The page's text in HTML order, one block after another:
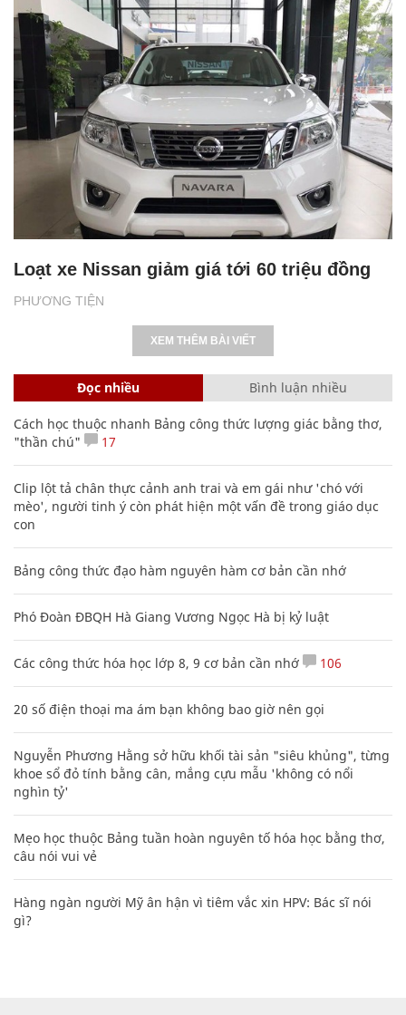
PHƯƠNG TIỆN
Loạt xe Nissan giảm giá tới 60 triệu đồng
XEM THÊM BÀI VIẾT
Đọc nhiều Bình luận nhiều
Cách học thuộc nhanh Bảng công thức lượng giác bằng thơ,
"thần chú"
17
Clip lột tả chân thực cảnh anh trai và em gái như 'chó với
mèo', người tinh ý còn phát hiện một vấn đề trong giáo dục
con
Bảng công thức đạo hàm nguyên hàm cơ bản cần nhớ
Phó Đoàn ĐBQH Hà Giang Vương Ngọc Hà bị kỷ luật
Các công thức hóa học lớp 8, 9 cơ bản cần nhớ 106
20 số điện thoại ma ám bạn không bao giờ nên gọi
Nguyễn Phương Hằng sở hữu khối tài sản "siêu khủng", từng
khoe sổ đỏ tính bằng cân, mắng cựu mẫu 'không có nổi
nghìn tỷ'
Mẹo học thuộc Bảng tuần hoàn nguyên tố hóa học bằng thơ,
câu nói vui vẻ
Hàng ngàn người Mỹ ân hận vì tiêm vắc xin HPV: Bác sĩ nói
gì?